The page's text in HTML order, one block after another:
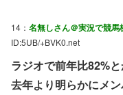
14： 名無しさん＠実況で競馬
ID:5UB/+BVK0.net
ラジオで前年比82%
去年より明らかにメ